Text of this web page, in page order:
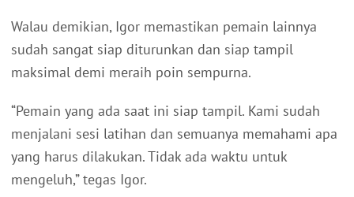
Walau demikian, Igor memastikan pemain lainnya
sudah sangat siap diturunkan dan siap tampil
maksimal demi meraih poin sempurna.
“Pemain yang ada saat ini siap tampil. Kami sudah
menjalani sesi latihan dan semuanya memahami apa
yang harus dilakukan. Tidak ada waktu untuk
mengeluh,” tegas Igor.